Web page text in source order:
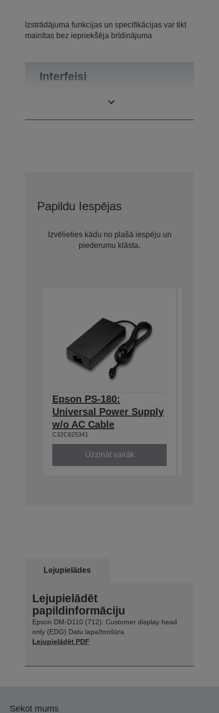
Izstrādājuma funkcijas un specifikācijas var tikt
mainītas bez iepriekšēja brīdinājuma
Interfeisi
Papildu Iespējas
Izvēlieties kādu no plašā iespēju un
piederumu klāsta.
Epson PS-180:
Universal Power Supply
w/o AC Cable
C32C825341
Uzzināt vairāk
Lejupielādes
Lejupielādēt
papildinformāciju
Epson DM-D110 (712): Customer display head
only (EDG) Datu lapa/brošūra
Lejupielādēt PDF
Sekot mums